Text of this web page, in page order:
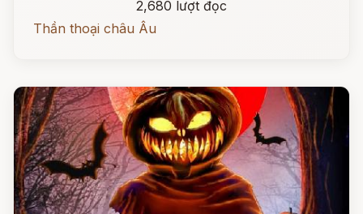
2,680 lượt đọc
Thần thoại châu Âu